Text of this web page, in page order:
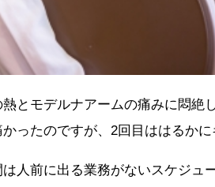
とモデルナアームの痛みに悶絶
ったのですが、2回目ははるかに
人前に出る業務がないスケジ